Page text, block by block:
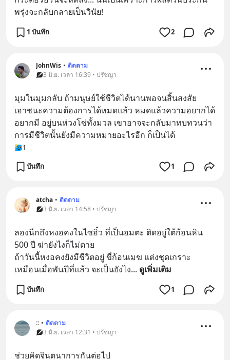
พรุ่งจะกลับกลายเป็นวินัย!
1 บันทึก 2
JohnWis • ติดตาม
3 มิ.ย. เวลา 16:39 • ปรัชญา
มุมในมุมกลับ ถ้ามนุษย์ใช้ชีวิตได้นานพอจนสิ้นสงสัย
เอาชนะความต้องการได้หมดแล้ว หมดแล้วความอยากได้
อยากมี อยู่บนห่วงโซ่ทั้งมวล เขาอาจจะกลับมาทบทวนว่า
การมีชีวิตนั้นยังมีความหมายอะไรอีก ก็เป็นได้
1
บันทึก 1
atcha • ติดตาม
3 มิ.ย. เวลา 14:58 • ปรัชญา
ลองนีกถึงหงอคงในไซอิ๋ว ที่เป็นอมตะ ติดอยู่ใต้ก้อนหิน
500 ปี ฆ่ายังไงก็ไม่ตาย
ถ้าวันนี้หงอคงยังมีชีวิตอยู่ ขี่ก้อนเมฆ แต่งชุดเกราะ
เหมือนเมื่อพันปีที่แล้ว จะเป็นยังไง... ดูเพิ่มเติม
บันทึก 1
:: • ติดตาม
3 มิ.ย. เวลา 12:31 • ปรัชญา
ช่วยคิดจินตนาการกันต่อไป